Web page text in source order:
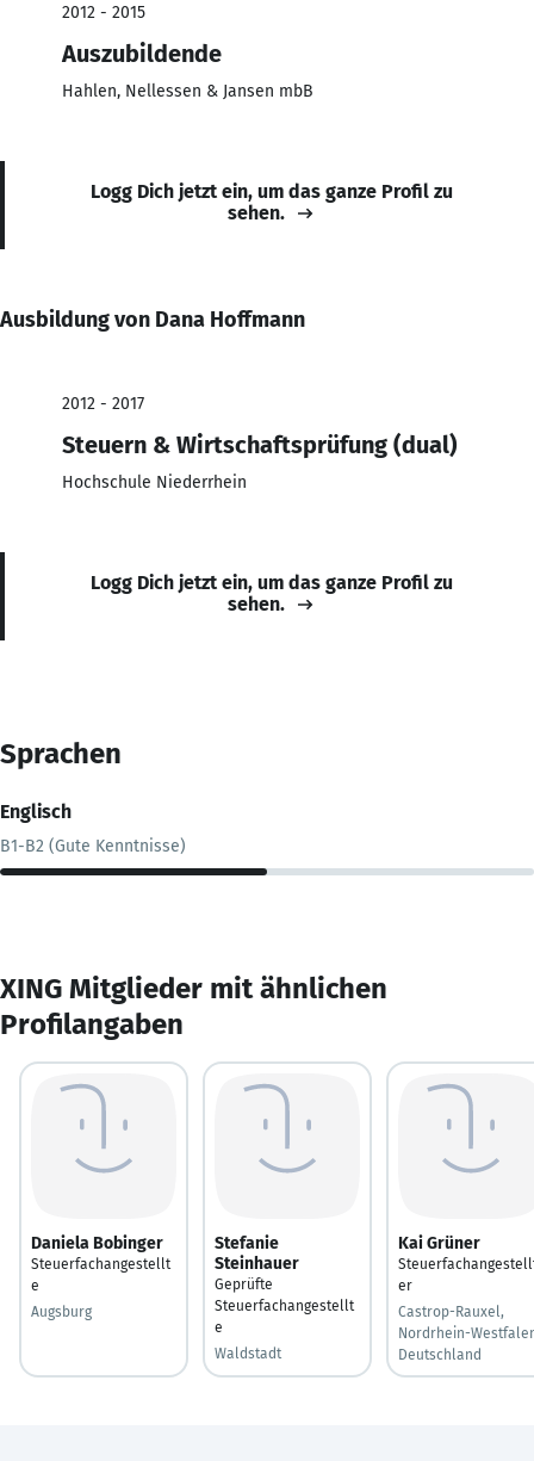
2012 - 2015
Auszubildende
Hahlen, Nellessen & Jansen mbB
Logg Dich jetzt ein, um das ganze Profil zu
sehen.
Ausbildung von Dana Hoffmann
2012 - 2017
Steuern & Wirtschaftsprüfung (dual)
Hochschule Niederrhein
Logg Dich jetzt ein, um das ganze Profil zu
sehen.
Sprachen
Englisch
B1-B2 (Gute Kenntnisse)
XING Mitglieder mit ähnlichen
Profilangaben
Daniela Bobinger
Steuerfachangestellt
e
Augsburg
Stefanie
Steinhauer
Geprüfte
Steuerfachangestellt
e
Waldstadt
Kai Grüner
er
Castrop-Rauxel,
Nordrhein-
Deutschland